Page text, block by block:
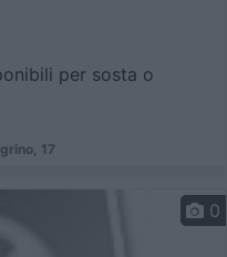
per sosta o
17
0